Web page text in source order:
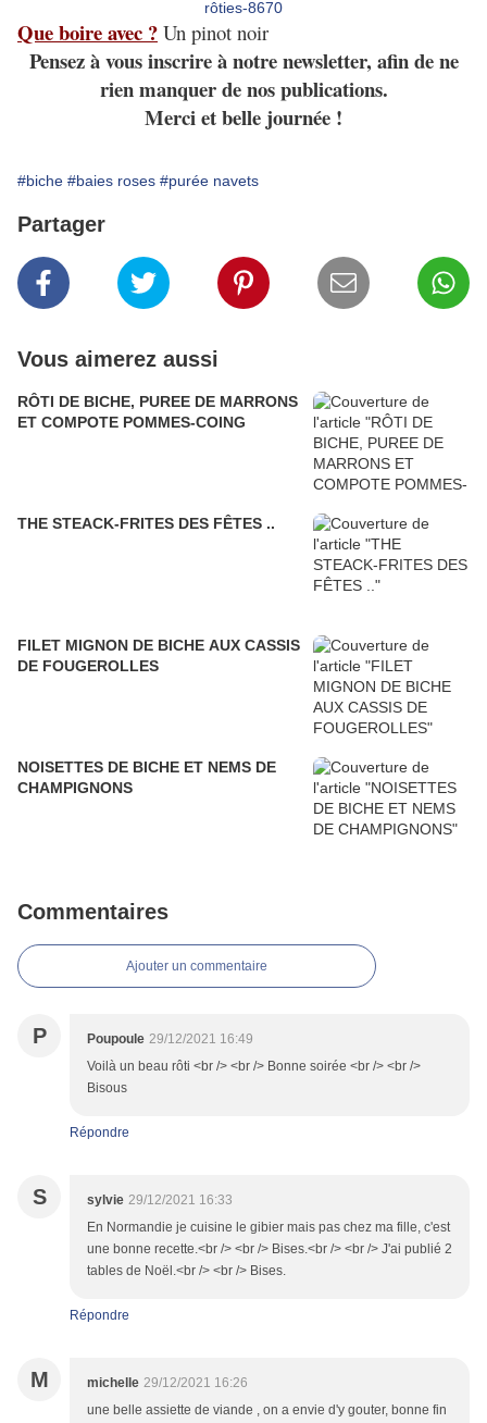
Que boire avec ? Un pinot noir
Pensez à vous inscrire à notre newsletter, afin de ne
rien manquer de nos publications.
Merci et belle journée !
#biche #baies roses #purée navets
Partager
Vous aimerez aussi
RÔTI DE BICHE, PUREE DE MARRONS
ET COMPOTE POMMES-COING
THE STEACK-FRITES DES FÊTES ..
FILET MIGNON DE BICHE AUX CASSIS
DE FOUGEROLLES
NOISETTES DE BICHE ET NEMS DE
CHAMPIGNONS
Commentaires
Ajouter un commentaire
P Poupoule 29/12/2021 16:49
Voilà un beau rôti <br /> <br /> Bonne soirée <br /> <br />
Bisous
Répondre
S sylvie 29/12/2021 16:33
En Normandie je cuisine le gibier mais pas chez ma fille, c'est
une bonne recette.<br /> <br /> Bises.<br /> <br /> J'ai publié 2
tables de Noël.<br /> <br /> Bises.
Répondre
M michelle 29/12/2021 16:26
une belle assiette de viande , on a envie d'y gouter, bonne fin